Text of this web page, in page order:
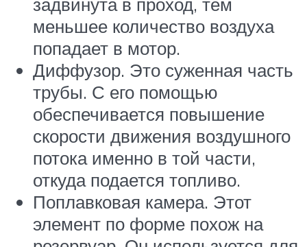
меньшее количество воздуха
попадает в мотор.
Диффузор. Это суженная часть
трубы. С его помощью
обеспечивается повышение
скорости движения воздушного
потока именно в той части,
откуда подается топливо.
Поплавковая камера. Этот
элемент по форме похож на